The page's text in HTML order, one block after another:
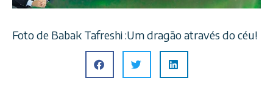
Foto de Babak Tafreshi :Um dragão através do céu!